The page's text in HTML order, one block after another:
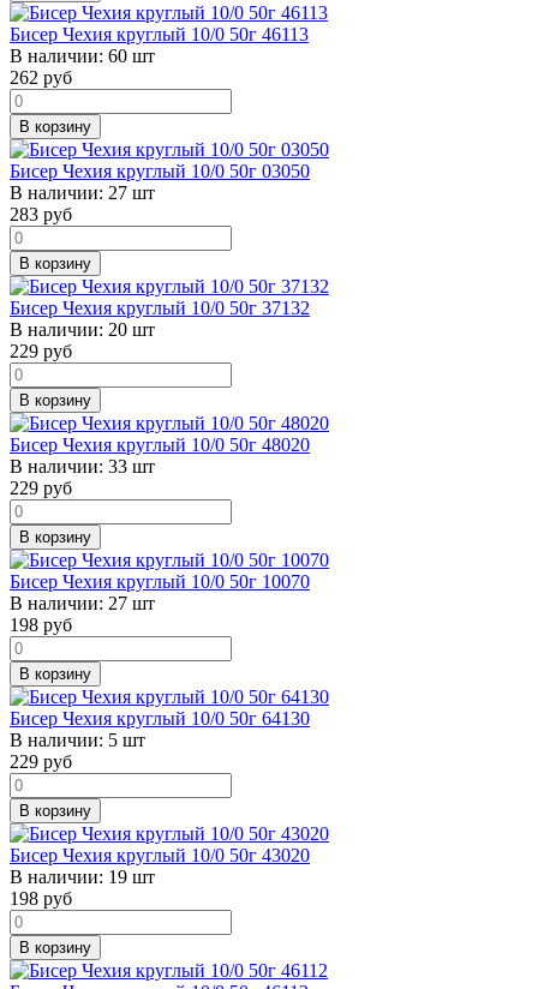
Бисер Чехия круглый 10/0 50г 46113
В наличии: 60 шт
262 руб
В корзину
Бисер Чехия круглый 10/0 50г 03050
В наличии: 27 шт
283 руб
В корзину
Бисер Чехия круглый 10/0 50г 37132
В наличии: 20 шт
229 руб
В корзину
Бисер Чехия круглый 10/0 50г 48020
В наличии: 33 шт
229 руб
В корзину
Бисер Чехия круглый 10/0 50г 10070
В наличии: 27 шт
198 руб
В корзину
Бисер Чехия круглый 10/0 50г 64130
В наличии: 5 шт
229 руб
В корзину
Бисер Чехия круглый 10/0 50г 43020
В наличии: 19 шт
198 руб
В корзину